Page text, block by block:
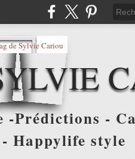
-
Happylife style